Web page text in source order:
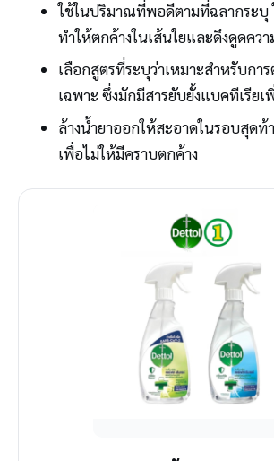
ใช้ในปริมาณที่พอดีตามที่ฉลากระบุ
ทำให้ตกค้างในเส้นใยและดึงดูดคว
เลือกสูตรที่ระบุว่าเหมาะสำหรับกา
เฉพาะ ซึ่งมักมีสารยับยั้งแบคทีเรียเ
ล้างน้ำยาออกให้สะอาดในรอบสุด
เพื่อไม่ให้มีคราบตกค้าง